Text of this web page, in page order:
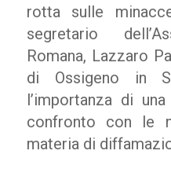
rotta sulle
segretario
Romana, Lazzaro
di Ossigeno in
l’importanza di
confronto con le
materia di